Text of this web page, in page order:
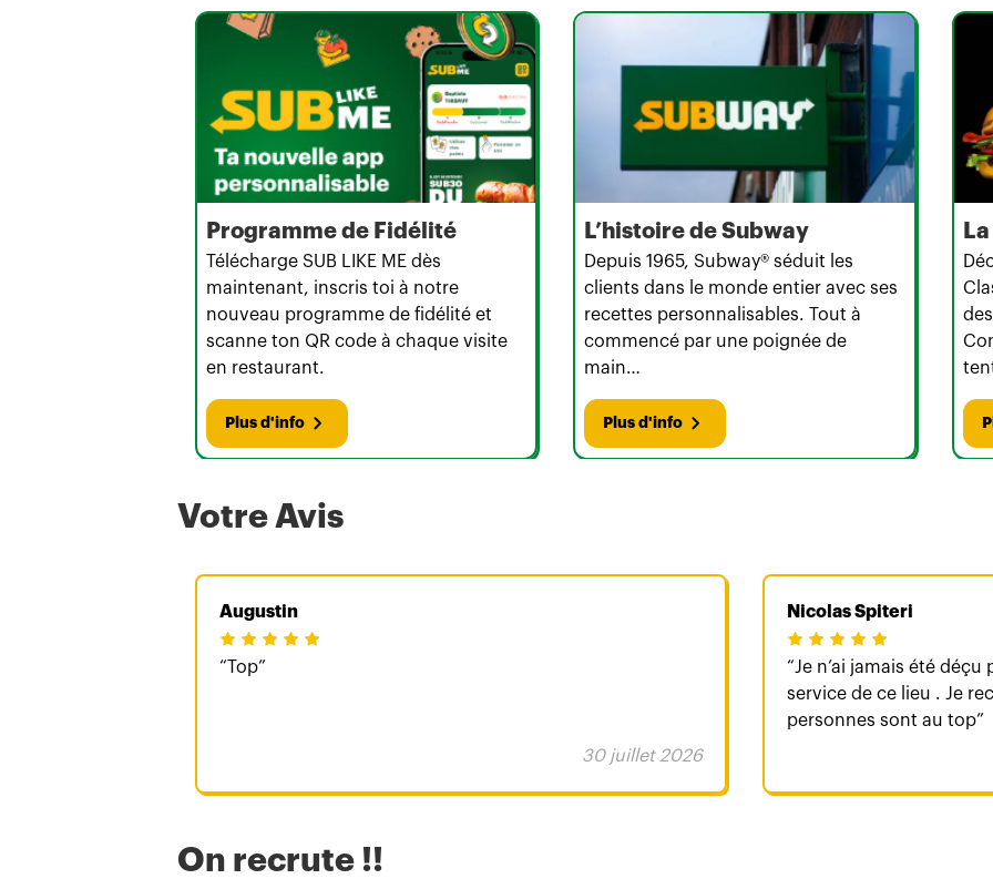
Programme de Fidélité
Télécharge SUB LIKE ME dès
maintenant, inscris toi à notre
nouveau programme de fidélité et
scanne ton QR code à chaque visite
en restaurant.
Plus d'info
L’histoire de Subway
Depuis 1965, Subway® séduit les
clients dans le monde entier avec ses
recettes personnalisables. Tout à
commencé par une poignée de
main…
Plus d'info
Votre Avis
Augustin
30 juillet 2026
Top
Nicolas Spiteri
Je n’ai jamais été
service de ce lieu . Je
personnes sont au top
On recrute !!